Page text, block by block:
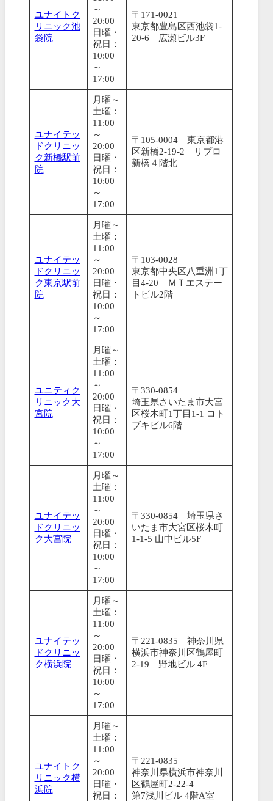
ユナイトク
リニック池
袋院
～
20:00
日曜・
祝日：
10:00
～
17:00
〒171-0021
東京都豊島区西池袋1-
20-6 広瀬ビル3F
ユナイテッ
ドクリニッ
ク新橋駅前
院
月曜～
土曜：
11:00
～
20:00
日曜・
祝日：
10:00
～
17:00
〒105-0004 東京都港
区新橋2-19-2 リプロ
新橋４階北
ユナイテッ
ドクリニッ
ク東京駅前
院
月曜～
土曜：
11:00
～
20:00
日曜・
祝日：
10:00
～
17:00
〒103-0028
東京都中央区八重洲1丁
目4-20 ＭＴエステー
トビル2階
ユニティク
リニック大
宮院
月曜～
土曜：
11:00
～
20:00
日曜・
祝日：
10:00
～
17:00
〒330-0854
埼玉県さいたま市大宮
区桜木町1丁目1-1 コト
ブキビル6階
ユナイテッ
ドクリニッ
ク大宮院
月曜～
土曜：
11:00
～
20:00
日曜・
祝日：
10:00
～
17:00
〒330-0854 埼玉県さ
いたま市大宮区桜木町
1-1-5 山中ビル5F
ユナイテッ
ドクリニッ
ク横浜院
月曜～
土曜：
11:00
～
20:00
日曜・
祝日：
10:00
～
17:00
〒221-0835 神奈川県
横浜市神奈川区鶴屋町
2-19 野地ビル 4F
ユナイトク
リニック横
浜院
月曜～
土曜：
11:00
～
20:00
日曜・
祝日：
〒221-0835
神奈川県横浜市神奈川
区鶴屋町2-22-4
第7浅川ビル 4階A室